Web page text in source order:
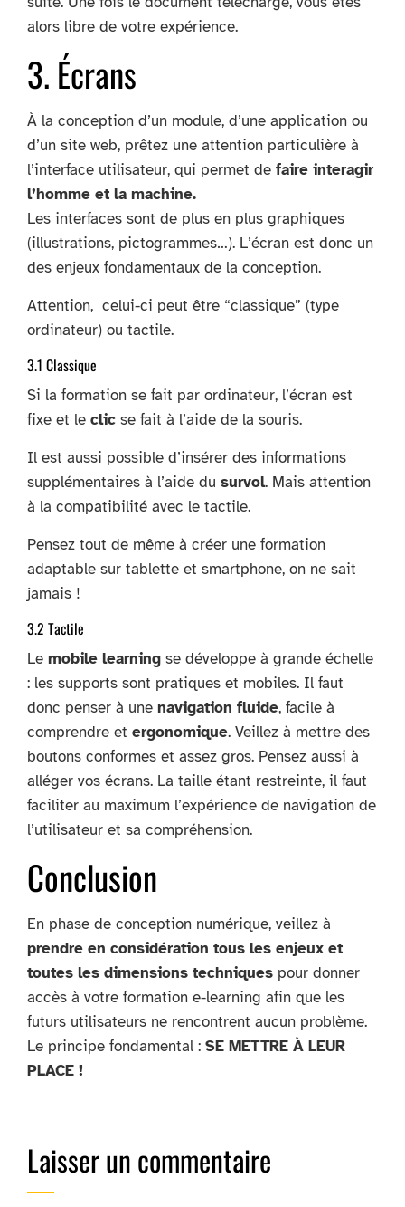
alors libre de votre expérience.
3. Écrans
À la conception d’un module, d’une application ou
d’un site web, prêtez une attention particulière à
l’interface utilisateur, qui permet de faire interagir
l’homme et la machine.
Les interfaces sont de plus en plus graphiques
(illustrations, pictogrammes…). L’écran est donc un
des enjeux fondamentaux de la conception.
Attention, celui-ci peut être “classique” (type
ordinateur) ou tactile.
3.1 Classique
Si la formation se fait par ordinateur, l’écran est
fixe et le clic se fait à l’aide de la souris.
Il est aussi possible d’insérer des informations
supplémentaires à l’aide du survol. Mais attention
à la compatibilité avec le tactile.
Pensez tout de même à créer une formation
adaptable sur tablette et smartphone, on ne sait
jamais !
3.2 Tactile
Le mobile learning se développe à grande échelle
: les supports sont pratiques et mobiles. Il faut
donc penser à une navigation fluide, facile à
comprendre et ergonomique. Veillez à mettre des
boutons conformes et assez gros. Pensez aussi à
alléger vos écrans. La taille étant restreinte, il faut
faciliter au maximum l’expérience de navigation de
l’utilisateur et sa compréhension.
Conclusion
En phase de conception numérique, veillez à
prendre en considération tous les enjeux et
toutes les dimensions techniques pour donner
accès à votre formation e-learning afin que les
futurs utilisateurs ne rencontrent aucun problème.
Le principe fondamental : SE METTRE À LEUR
PLACE !
Laisser un commentaire